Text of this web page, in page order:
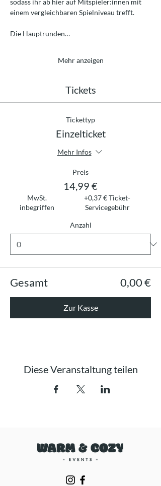
sodass ihr ab hier auf Mitspieler:innen mit
einem vergleichbaren Spielniveau trefft.
Die Hauptrunden…
Mehr anzeigen
Tickets
Tickettyp
Einzelticket
Mehr Infos
Preis
14,99 €
MwSt.
inbegriffen
+0,37 € Ticket-
Servicegebühr
Anzahl
Gesamt 0,00 €
Zur Kasse
Diese Veranstaltung teilen